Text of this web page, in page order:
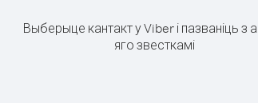
Выберыце кантакт у Viber і пазваніць з
яго звесткамі